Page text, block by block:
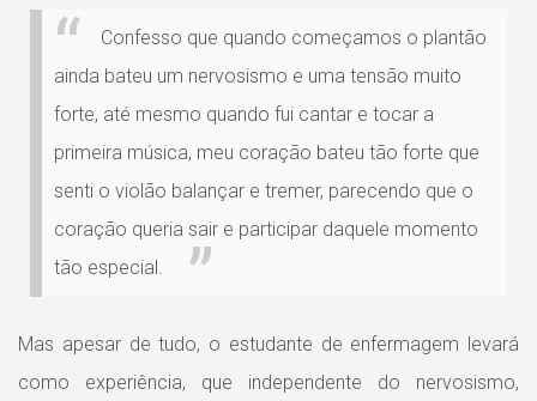
Confesso que quando começamos o plantão
ainda bateu um nervosismo e uma tensão muito
forte, até mesmo quando fui cantar e tocar a
primeira música, meu coração bateu tão forte que
senti o violão balançar e tremer, parecendo que o
coração queria sair e participar daquele momento
tão especial.
Mas apesar de tudo, o estudante de enfermagem levará
como experiência, que independente do nervosismo,